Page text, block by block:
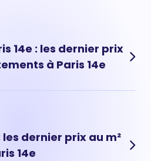
14e : les dernier prix
à Paris 14e
les dernier prix au m²
14e